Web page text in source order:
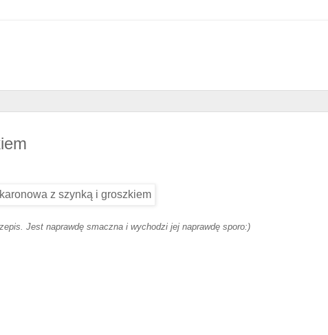
Jest naprawdę smaczna i wychodzi jej naprawdę sporo:)